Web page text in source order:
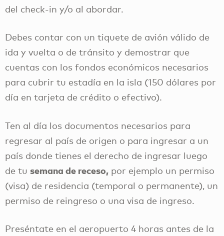
del check-in y/o al abordar.
Debes contar con un tiquete de avión válido de
ida y vuelta o de tránsito y demostrar que
cuentas con los fondos económicos necesarios
para cubrir tu estadía en la isla (150 dólares por
día en tarjeta de crédito o efectivo).
Ten al día los documentos necesarios para
regresar al país de origen o para ingresar a un
país donde tienes el derecho de ingresar luego
de tu semana de receso, por ejemplo un permiso
(visa) de residencia (temporal o permanente), un
permiso de reingreso o una visa de ingreso.
Preséntate en el aeropuerto 4 horas antes de la